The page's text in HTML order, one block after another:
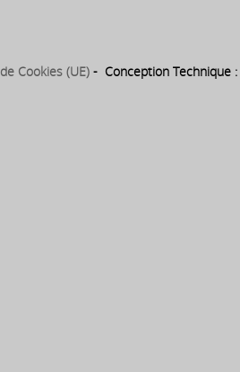
Cookies (UE) - Conception Technique